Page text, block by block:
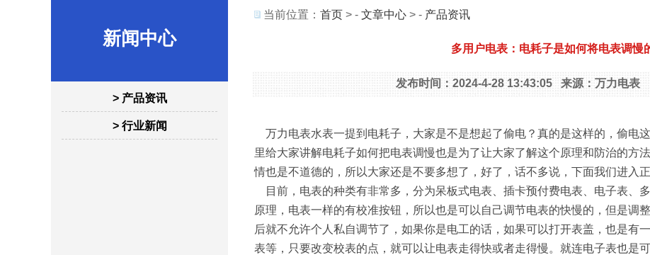
新闻中心
> 产品资讯
> 行业新闻
当前位置： 首页 > - 文章中心 > - 产品资讯
多用户电表：电耗子是如何将电表调慢
发布时间：2024-4-28 13:43:05 来源：万力电表
万力电表水表一提到电耗子，大家是不是想起了偷电？真的是这样的，偷电
里给大家讲解电耗子如何把电表调慢也是为了让大家了解这个原理和防治的方
情也是不道德的，所以大家还是不要多想了，好了，话不多说，下面我们进入正
目前，电表的种类有非常多，分为呆板式电表、插卡预付费电表、电子表、
原理，电表一样的有校准按钮，所以也是可以自己调节电表的快慢的，但是调
后就不允许个人私自调节了，如果你是电工的话，如果可以打开表盖，也是有
表等，只要改变校表的点，就可以让电表走得快或者走得慢。就连电子表也是